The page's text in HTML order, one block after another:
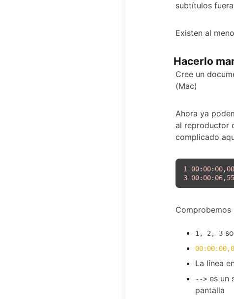
subtítulos
Existen al
Hacerlo
Cree un
(Mac)
Ahora ya
al reproductor
complicado
1 00: 00: 00,
3 00: 00: 06,
Comprobemos
1, 2, 3
La línea
--> es un
pantalla